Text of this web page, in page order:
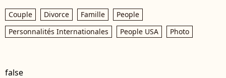
Couple Divorce Famille
People
Personnalités Internationales
People USA Photo
false